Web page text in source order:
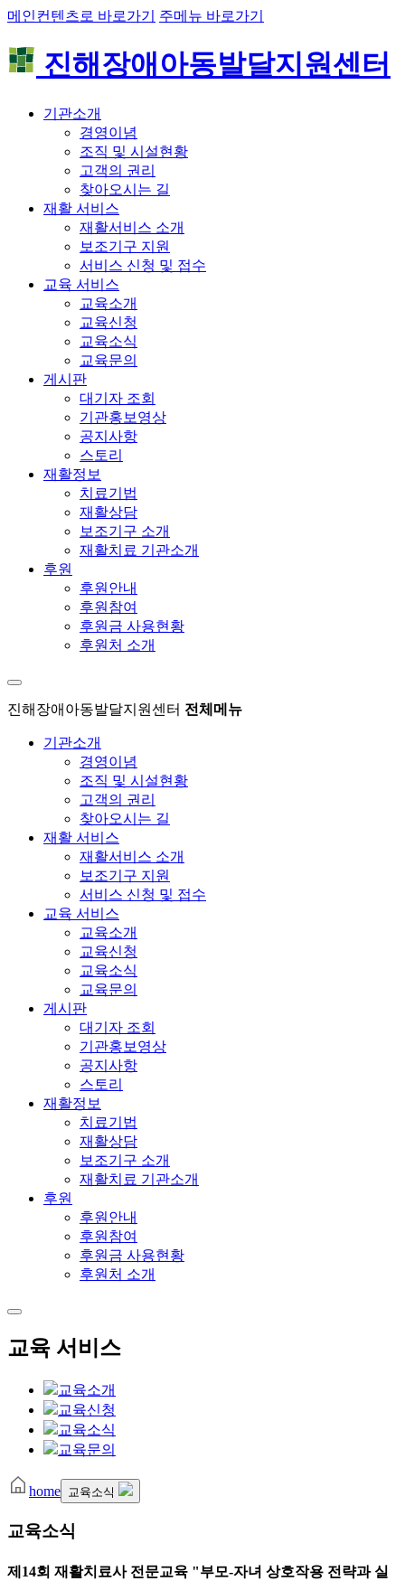
메인컨텐츠로 바로가기 주메뉴 바로가기
진해장애아동발달지원센터
기관소개
경영이념
조직 및 시설현황
고객의 권리
찾아오시는 길
재활 서비스
재활서비스 소개
보조기구 지원
서비스 신청 및 접수
교육 서비스
교육소개
교육신청
교육소식
교육문의
게시판
대기자 조회
기관홍보영상
공지사항
스토리
재활정보
치료기법
재활상담
보조기구 소개
재활치료 기관소개
후원
후원안내
후원참여
후원금 사용현황
후원처 소개
진해장애아동발달지원센터 전체메뉴
기관소개
경영이념
조직 및 시설현황
고객의 권리
찾아오시는 길
재활 서비스
재활서비스 소개
보조기구 지원
서비스 신청 및 접수
교육 서비스
교육소개
교육신청
교육소식
교육문의
게시판
대기자 조회
기관홍보영상
공지사항
스토리
재활정보
치료기법
재활상담
보조기구 소개
재활치료 기관소개
후원
후원안내
후원참여
후원금 사용현황
후원처 소개
교육 서비스
교육소개
교육신청
교육소식
교육문의
home 교육소식
교육소식
제14회 재활치료사 전문교육 "부모-자녀 상호작용 전략과 실